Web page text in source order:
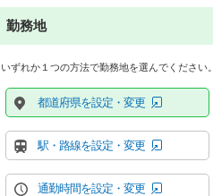
勤務地
いずれか１つの方法で勤務地を選んでください。
都道府県を設定・変更
駅・路線を設定・変更
通勤時間を設定・変更